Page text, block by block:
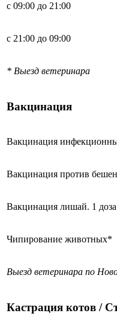
с 09:00 до 21:00
с 21:00 до 09:00
* Выезд ветеринара
Вакцинация
Вакцинация
Вакцинация против
Вакцинация лишай. 1
Чипирование животных*
Выезд ветеринара по
Кастрация котов /